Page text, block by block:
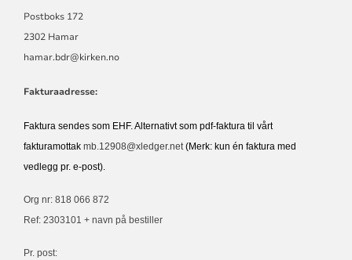
Postboks 172
2302 Hamar
hamar.bdr@kirken.no
Fakturaadresse:
Faktura sendes som EHF. Alternativt som pdf-faktura til vårt
fakturamottak mb.12908@xledger.net(Merk: kun én faktura med
vedlegg pr. e-post).
Org nr: 818 066 872
Ref: 2303101 + navn på bestiller
Pr. post: